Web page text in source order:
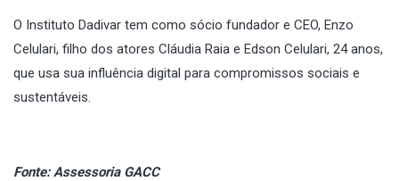
O Instituto Dadivar tem como sócio fundador e CEO, Enzo
Celulari, filho dos atores Cláudia Raia e Edson Celulari, 24 anos,
que usa sua influência digital para compromissos sociais e
sustentáveis.
Fonte: Assessoria GACC